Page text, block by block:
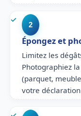
2
Épongez et
Limitez les
Photographiez
(parquet,
votre